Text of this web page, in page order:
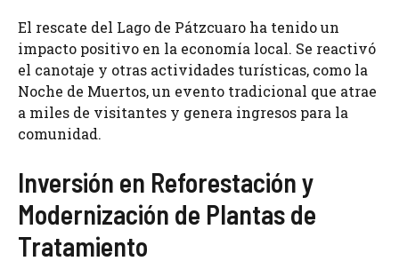
El rescate del Lago de Pátzcuaro ha tenido un
impacto positivo en la economía local. Se reactivó
el canotaje y otras actividades turísticas, como la
Noche de Muertos, un evento tradicional que atrae
a miles de visitantes y genera ingresos para la
comunidad.
Inversión en Reforestación y
Modernización de Plantas de
Tratamiento